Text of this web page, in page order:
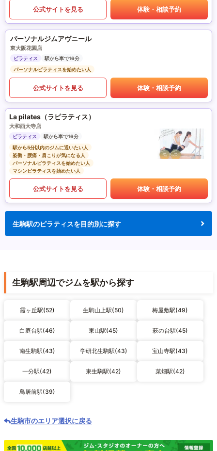
公式サイトを見る 体験・相談予約
パーソナルジムアヴニール
東大阪花園店
ピラティス
駅から車で16分
パーソナルピラティスを始めたい人
公式サイトを見る 体験・相談予約
La pilates（ラピラティス）
大和西大寺店
ピラティス
駅から車で16分
駅から5分以内のジムに通いたい人
姿勢・腰痛・肩こりが気になる人
パーソナルピラティスを始めたい人
マシンピラティスを始めたい人
公式サイトを見る 体験・相談予約
生駒駅のピラティスを目的別に探す
生駒駅周辺でジムを駅から探す
霞ヶ丘駅(52) 生駒山上駅(50) 梅屋敷駅(49)
白庭台駅(46) 東山駅(45) 萩の台駅(45)
南生駒駅(43) 学研北生駒駅(43) 宝山寺駅(43)
一分駅(42) 東生駒駅(42) 菜畑駅(42)
鳥居前駅(39)
生駒市のエリア選択に戻る